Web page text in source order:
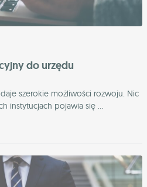
do urzędu
szerokie możliwości rozwoju. Nic
instytucjach pojawia się ...